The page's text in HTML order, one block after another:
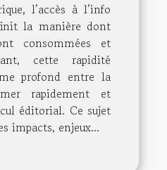
l’accès à l’info
la manière dont
consommées et
cette rapidité
profond entre la
rapidement et
éditorial. Ce sujet
impacts, enjeux...